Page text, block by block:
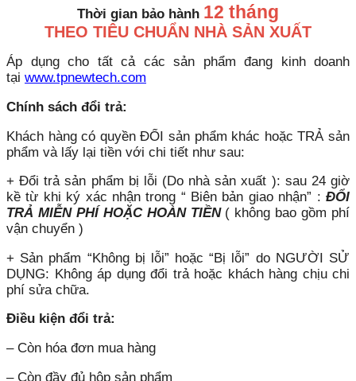
Thời gian bảo hành 12 tháng
THEO TIÊU CHUẨN NHÀ SẢN XUẤT
Áp dụng cho tất cả các sản phẩm đang kinh doanh
tại www.tpnewtech.com
Chính sách đổi trả:
Khách hàng có quyền ĐỔI sản phẩm khác hoặc TRẢ sản
phẩm và lấy lại tiền với chi tiết như sau:
+ Đổi trả sản phẩm bị lỗi (Do nhà sản xuất ): sau 24 giờ
kề từ khi ký xác nhận trong “ Biên bản giao nhận” : ĐỔI
TRẢ MIỄN PHÍ HOẶC HOÀN TIỀN( không bao gồm phí
vận chuyển )
+ Sản phẩm “Không bị lỗi” hoặc “Bị lỗi” do NGƯỜI SỬ
DỤNG: Không áp dụng đổi trả hoặc khách hàng chịu chi
phí sửa chữa.
Điều kiện đổi trả:
– Còn hóa đơn mua hàng
– Còn đầy đủ hộp sản phẩm